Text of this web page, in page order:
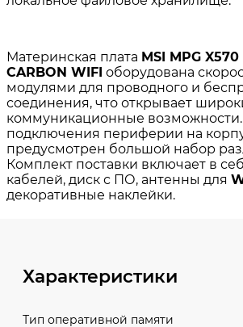
Характеристики
Тип оперативной памяти